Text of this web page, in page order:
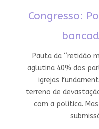
Congresso:
Pauta da “retidão
aglutina 40% dos
igrejas
terreno de
com a política.